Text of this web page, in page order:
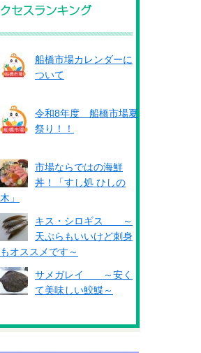
船橋市場カレンダーに
ついて
令和8年度 船橋市場夏
祭り！！
市場ならではの海鮮
丼！「すし処 ひしの
木」
キス・シロギス ～
天ぷらもいいけど刺身
もオススメです～
サメガレイ ～安く
て美味しい鮫鰈～